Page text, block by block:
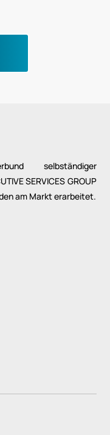
selbständiger
SERVICES GROUP
am Markt erarbeitet.